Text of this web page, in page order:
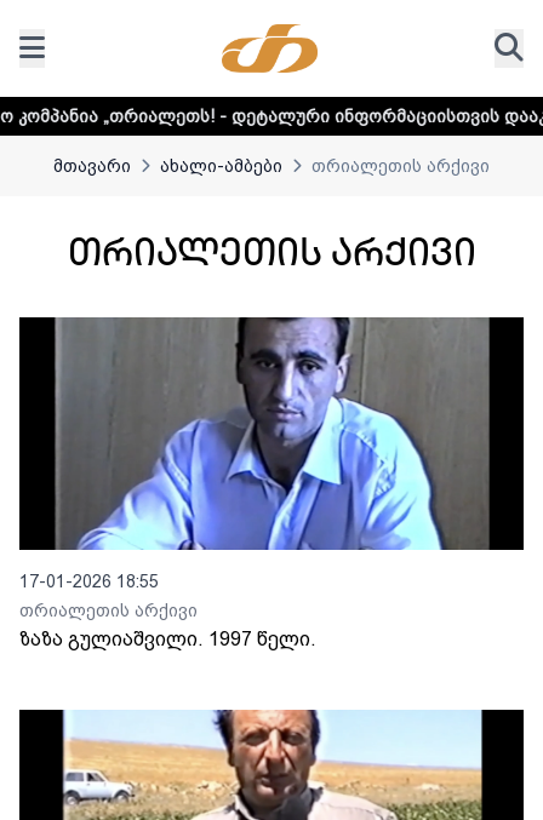
ინფორმაციისთვის დააკლიკეთ ლინკს
მთავარი ახალი-ამბები თრიალეთის არქივი
თრიალეთის არქივი
17-01-2026 18:55
თრიალეთის არქივი
ზაზა გულიაშვილი. 1997 წელი.